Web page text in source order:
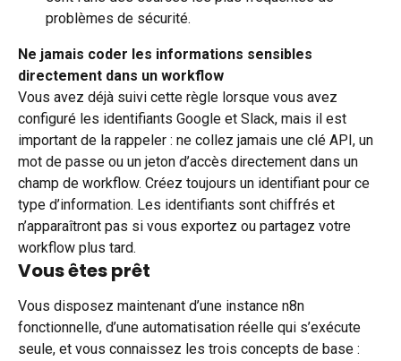
problèmes de sécurité.
Ne jamais coder les informations sensibles
directement dans un workflow
Vous avez déjà suivi cette règle lorsque vous avez
configuré les identifiants Google et Slack, mais il est
important de la rappeler : ne collez jamais une clé API, un
mot de passe ou un jeton d’accès directement dans un
champ de workflow. Créez toujours un identifiant pour ce
type d’information. Les identifiants sont chiffrés et
n’apparaîtront pas si vous exportez ou partagez votre
workflow plus tard.
Vous êtes prêt
Vous disposez maintenant d’une instance n8n
fonctionnelle, d’une automatisation réelle qui s’exécute
seule, et vous connaissez les trois concepts de base :